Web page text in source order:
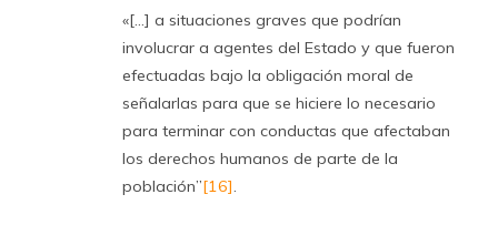
«[…] a situaciones graves que podrían
involucrar a agentes del Estado y que fueron
efectuadas bajo la obligación moral de
señalarlas para que se hiciere lo necesario
para terminar con conductas que afectaban
los derechos humanos de parte de la
población”[16].